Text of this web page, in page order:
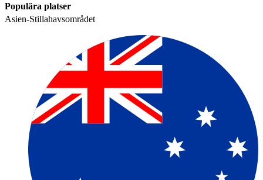
Populära platser​​
Asien-Stillahavsområdet​​